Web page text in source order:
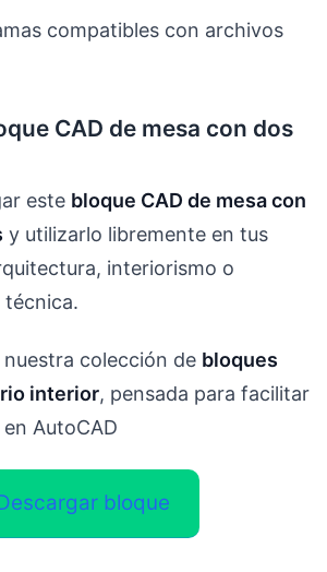
compatibles con archivos
CAD de mesa con dos
este bloque CAD de mesa con
y utilizarlo libremente en tus
interiorismo o
colección de bloques
interior, pensada para facilitar
AutoCAD
bloque